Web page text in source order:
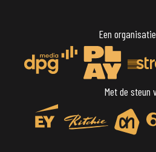
Een
Met de steun